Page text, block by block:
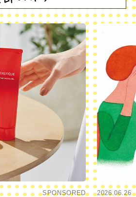
SPONSORED 2026.06.26